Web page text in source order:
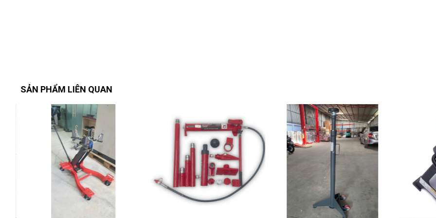
Tiết kiệm điện & khí nén:
Hoạt động hoàn toàn bằng tay, không cần nguồn điện hay máy nén khí, giảm chi phí đầu tư và bảo trì.
Tiết kiệm không gian garage:
Thiết kế gọn gàng, chiếm diện tích nhỏ, dễ dàng đặt cạnh chỗ làm việc, không phải dành riêng phòng cho máy.
TPhù hợp đa dạng ứng dụng:
Ép bạc đạn bánh, chén bi, khớp láp, chốt trục, ép rộp lồi hệ thống treo, uốn khung chassi, tháo lắp ống lớn, hỗ trợ
đa loại xe.
Bền bỉ – ít bảo trì:
Xi-lanh mạ crom và khung thép dày bền bỉ, chỉ cần kiểm tra dầu thủy lực và bôi trơn vít cốt định kỳ, không tốn
SẢN PHẨM LIÊN QUAN